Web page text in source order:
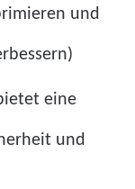
und
eine
und